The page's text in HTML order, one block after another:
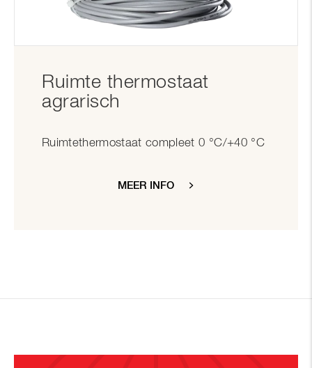
Ruimte thermostaat
agrarisch
Ruimtethermostaat compleet 0 °C/+40 °C
MEER INFO